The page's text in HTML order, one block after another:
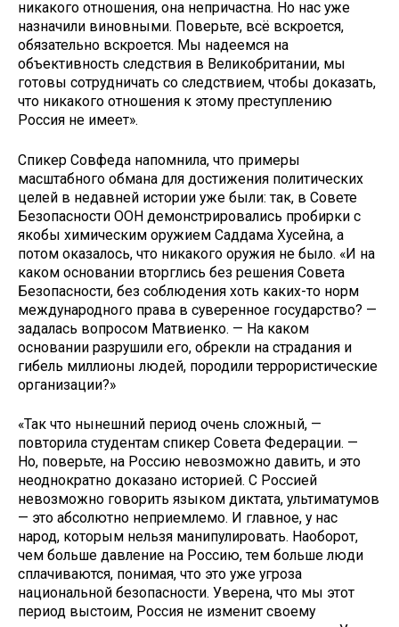
никакого отношения, она непричастна. Но нас уже
назначили виновными. Поверьте, всё вскроется,
обязательно вскроется. Мы надеемся на
объективность следствия в Великобритании, мы
готовы сотрудничать со следствием, чтобы доказать,
что никакого отношения к этому преступлению
Россия не имеет».
Спикер Совфеда напомнила, что примеры
масштабного обмана для достижения политических
целей в недавней истории уже были: так, в Совете
Безопасности ООН демонстрировались пробирки с
якобы химическим оружием Саддама Хусейна, а
потом оказалось, что никакого оружия не было. «И на
каком основании вторглись без решения Совета
Безопасности, без соблюдения хоть каких-то норм
международного права в суверенное государство? —
задалась вопросом Матвиенко. — На каком
основании разрушили его, обрекли на страдания и
гибель миллионы людей, породили террористические
организации?»
«Так что нынешний период очень сложный, —
повторила студентам спикер Совета Федерации. —
Но, поверьте, на Россию невозможно давить, и это
неоднократно доказано историей. С Россией
невозможно говорить языком диктата, ультиматумов
— это абсолютно неприемлемо. И главное, у нас
народ, которым нельзя манипулировать. Наоборот,
чем больше давление на Россию, тем больше люди
сплачиваются, понимая, что это уже угроза
национальной безопасности. Уверена, что мы этот
период выстоим, Россия не изменит своему